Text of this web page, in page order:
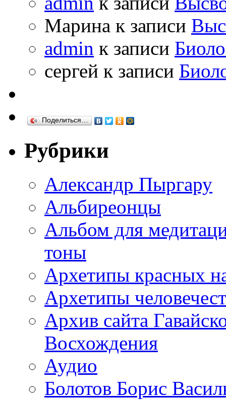
Марина к записи
admin к записи
сергей к записи
Поделиться…
Рубрики
Александр Пыргару
Альбиреонцы
Альбом для
тоны
Архетипы красных
Архетипы
Архив сайта
Восхождения
Аудио
Болотов Борис